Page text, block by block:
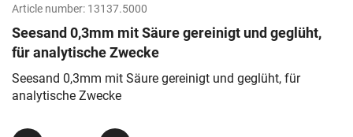
Article number: 13137.5000
Seesand 0,3mm mit Säure gereinigt und geglüht,
für analytische Zwecke
Seesand 0,3mm mit Säure gereinigt und geglüht, für
analytische Zwecke